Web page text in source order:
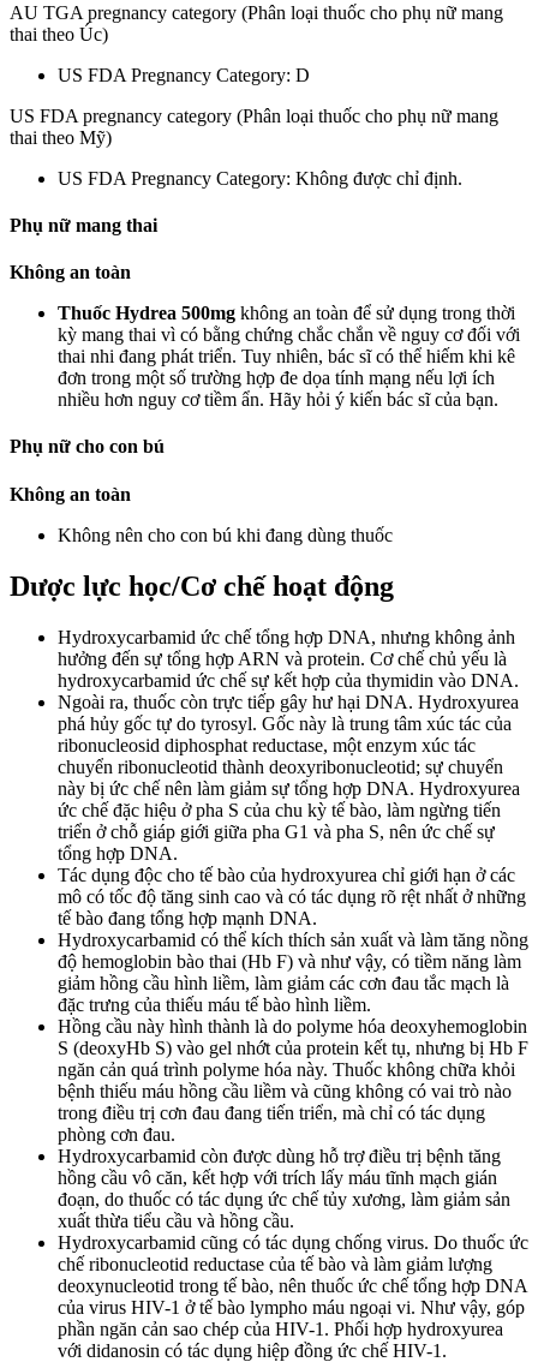
AU TGA pregnancy category (Phân loại thuốc cho phụ nữ mang
thai theo Úc)
US FDA Pregnancy Category: D
US FDA pregnancy category (Phân loại thuốc cho phụ nữ mang
thai theo Mỹ)
US FDA Pregnancy Category: Không được chỉ định.
Phụ nữ mang thai
Không an toàn
Thuốc Hydrea 500mg không an toàn để sử dụng trong thời
kỳ mang thai vì có bằng chứng chắc chắn về nguy cơ đối với
thai nhi đang phát triển. Tuy nhiên, bác sĩ có thể hiếm khi kê
đơn trong một số trường hợp đe dọa tính mạng nếu lợi ích
nhiều hơn nguy cơ tiềm ẩn. Hãy hỏi ý kiến ​​bác sĩ của bạn.
Phụ nữ cho con bú
Không an toàn
Không nên cho con bú khi đang dùng thuốc
Dược lực học/Cơ chế hoạt động
Hydroxycarbamid ức chế tổng hợp DNA, nhưng không ảnh
hưởng đến sự tổng hợp ARN và protein. Cơ chế chủ yếu là
hydroxycarbamid ức chế sự kết hợp của thymidin vào DNA.
Ngoài ra, thuốc còn trực tiếp gây hư hại DNA. Hydroxyurea
phá hủy gốc tự do tyrosyl. Gốc này là trung tâm xúc tác của
ribonucleosid diphosphat reductase, một enzym xúc tác
chuyển ribonucleotid thành deoxyribonucleotid; sự chuyển
này bị ức chế nên làm giảm sự tổng hợp DNA. Hydroxyurea
ức chế đặc hiệu ở pha S của chu kỳ tế bào, làm ngừng tiến
triển ở chỗ giáp giới giữa pha G1 và pha S, nên ức chế sự
tổng hợp DNA.
Tác dụng độc cho tế bào của hydroxyurea chỉ giới hạn ở các
mô có tốc độ tăng sinh cao và có tác dụng rõ rệt nhất ở những
tế bào đang tổng hợp mạnh DNA.
Hydroxycarbamid có thể kích thích sản xuất và làm tăng nồng
độ hemoglobin bào thai (Hb F) và như vậy, có tiềm năng làm
giảm hồng cầu hình liềm, làm giảm các cơn đau tắc mạch là
đặc trưng của thiếu máu tế bào hình liềm.
Hồng cầu này hình thành là do polyme hóa deoxyhemoglobin
S (deoxyHb S) vào gel nhớt của protein kết tụ, nhưng bị Hb F
ngăn cản quá trình polyme hóa này. Thuốc không chữa khỏi
bệnh thiếu máu hồng cầu liềm và cũng không có vai trò nào
trong điều trị cơn đau đang tiến triển, mà chỉ có tác dụng
phòng cơn đau.
Hydroxycarbamid còn được dùng hỗ trợ điều trị bệnh tăng
hồng cầu vô căn, kết hợp với trích lấy máu tĩnh mạch gián
đoạn, do thuốc có tác dụng ức chế tủy xương, làm giảm sản
xuất thừa tiểu cầu và hồng cầu.
Hydroxycarbamid cũng có tác dụng chống virus. Do thuốc ức
chế ribonucleotid reductase của tế bào và làm giảm lượng
deoxynucleotid trong tế bào, nên thuốc ức chế tổng hợp DNA
của virus HIV-1 ở tế bào lympho máu ngoại vi. Như vậy, góp
phần ngăn cản sao chép của HIV-1. Phối hợp hydroxyurea
với didanosin có tác dụng hiệp đồng ức chế HIV-1.